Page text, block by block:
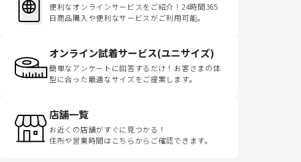
便利なオンラインサービスをご紹介！24時間365
日商品購入や便利なサービスがご利用可能。
オンライン試着サービス(ユニサイズ)
簡単なアンケートに回答するだけ！お客さまの体
型に合った最適なサイズをご提案します。
店舗一覧
お近くの店舗がすぐに見つかる！
住所や営業時間はこちらからご確認できます。